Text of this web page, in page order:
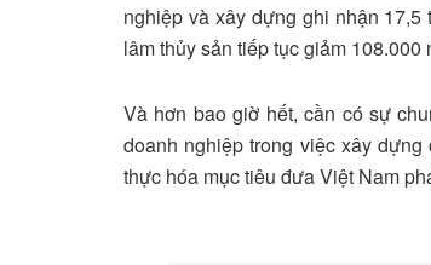
nghiệp và xây dựng ghi nhận
lâm thủy sản tiếp tục giảm
Và hơn bao giờ hết, cần có sự
doanh nghiệp trong việc xây
thực hóa mục tiêu đưa Việt Nam